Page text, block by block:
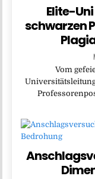
Elite-
schwarzen
Vom